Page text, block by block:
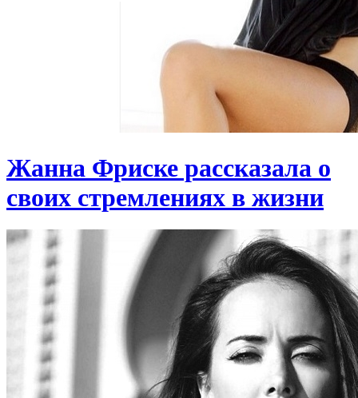
Жанна Фриске рассказала о
своих стремлениях в жизни